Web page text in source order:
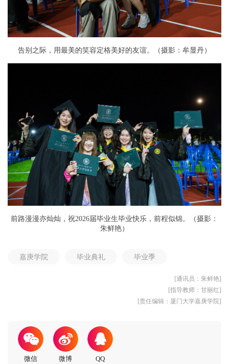
告别之际，用最美的笑容定格美好的友谊。（摄影：牟显丹）
前路漫漫亦灿灿，祝2026届毕业生毕业快乐，前程似锦。（摄影：
朱鲜艳）
嘉庚学院 毕业典礼 毕业季
[通讯员：朱鲜艳]
[指导教师：甘丽红]
[责任编辑：厦门大学嘉庚学院]